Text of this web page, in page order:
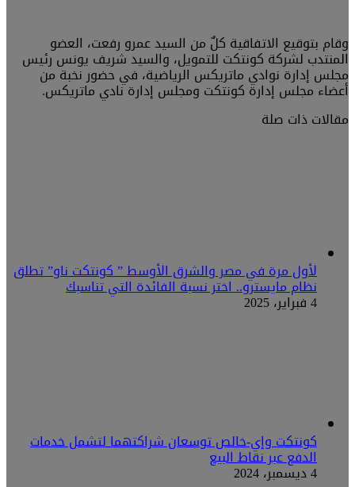
وقام بتوقيع الاتفاقية كلٌ من السيد عمرو رفعت، العضو
المنتدب لشركة كونتكت للتمويل، والسيد شريف يونس رئيس
مجلس إدارة نوادي ماتريكس الرياضية، في حضور نخبة من
أعضاء مجلس إدارة كونتكت ومجلس إدارة نادي ماتريكس.
مقالات ذات صلة
لأول مرة في مصر والشرق الأوسط ” كونتكت ناو” تطلق
نظام مايسترو.. اختر نسبة الفائدة التي تناسبك
4 فبراير، 2025
كونتكت وإي-خالص توسعان شراكتهما لتشمل خدمات
الدفع عبر نقاط البيع
4 ديسمبر، 2024